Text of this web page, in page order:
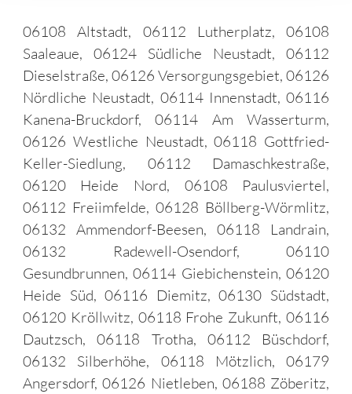
06108 Altstadt, 06112 Lutherplatz, 06108
Saaleaue, 06124 Südliche Neustadt, 06112
Dieselstraße, 06126 Versorgungsgebiet, 06126
Nördliche Neustadt, 06114 Innenstadt, 06116
Kanena-Bruckdorf, 06114 Am Wasserturm,
06126 Westliche Neustadt, 06118 Gottfried-
Keller-Siedlung, 06112 Damaschkestraße,
06120 Heide Nord, 06108 Paulusviertel,
06112 Freiimfelde, 06128 Böllberg-Wörmlitz,
06132 Ammendorf-Beesen, 06118 Landrain,
06132 Radewell-Osendorf, 06110
Gesundbrunnen, 06114 Giebichenstein, 06120
Heide Süd, 06116 Diemitz, 06130 Südstadt,
06120 Kröllwitz, 06118 Frohe Zukunft, 06116
Dautzsch, 06118 Trotha, 06112 Büschdorf,
06132 Silberhöhe, 06118 Mötzlich, 06179
Angersdorf, 06126 Nietleben, 06188 Zöberitz,